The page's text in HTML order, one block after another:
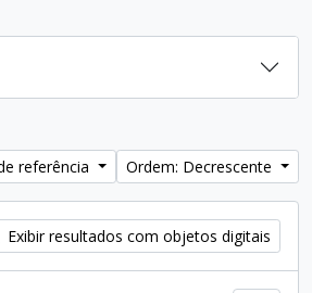
referência
Ordem: Decrescente
Exibir resultados com objetos digitais